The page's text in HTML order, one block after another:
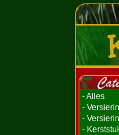
- Alles
-
-
-